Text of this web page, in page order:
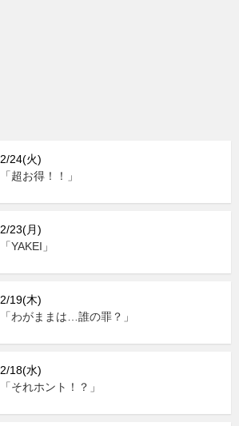
2/24(火)
「超お得！！」
2/23(月)
「YAKEI」
2/19(木)
「わがままは…誰の罪？」
2/18(水)
「それホント！？」